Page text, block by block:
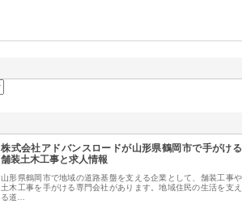
株式会社アドバンスロードが山形県鶴岡市で手がける
舗装土木工事と求人情報
山形県鶴岡市で地域の道路基盤を支える企業として、舗装工事や
土木工事を手がける専門会社があります。地域住民の生活を支え
る道…